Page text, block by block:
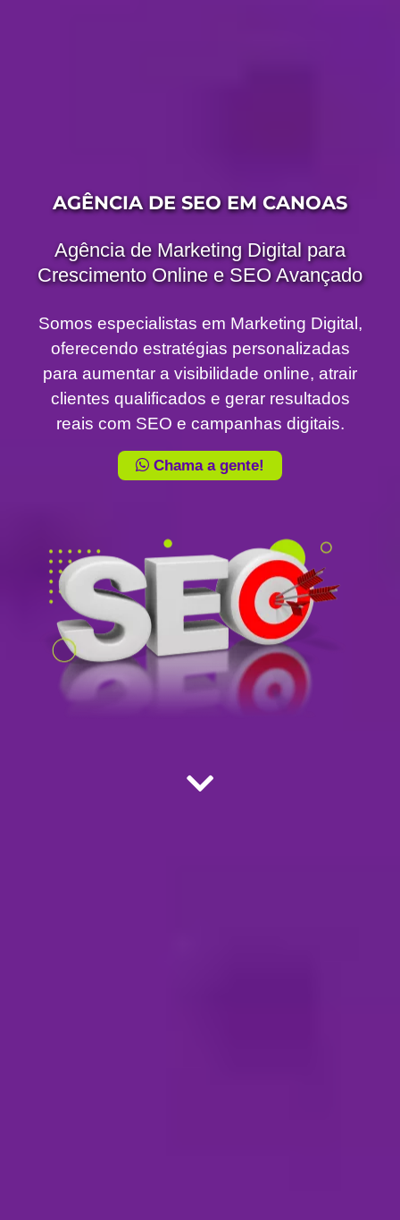
AGÊNCIA DE SEO EM CANOAS
Agência de Marketing Digital para
Crescimento Online e SEO Avançado
Somos especialistas em Marketing Digital,
oferecendo estratégias personalizadas
para aumentar a visibilidade online, atrair
clientes qualificados e gerar resultados
reais com SEO e campanhas digitais.
Chama a gente!